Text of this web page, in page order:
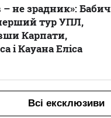
– не зрадник»: Бабич
тур УПЛ,
Карпати,
і Кауана Еліса
Всі ексклюзиви